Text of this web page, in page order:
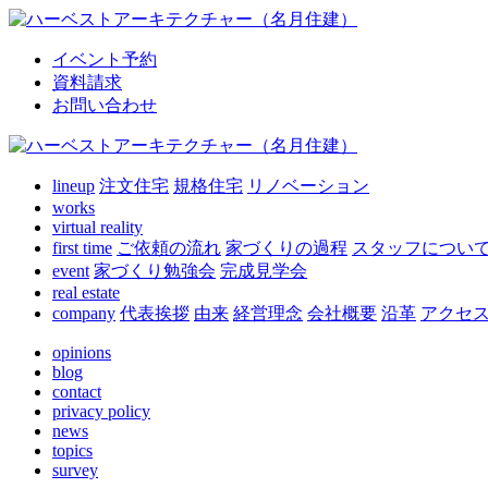
イベント予約
資料請求
お問い合わせ
lineup 注文住宅 規格住宅 リノベーション
works
virtual reality
first time ご依頼の流れ 家づくりの過程 スタッフについて
event 家づくり勉強会 完成見学会
real estate
company 代表挨拶 由来 経営理念 会社概要 沿革 アクセス
opinions
blog
contact
privacy policy
news
topics
survey